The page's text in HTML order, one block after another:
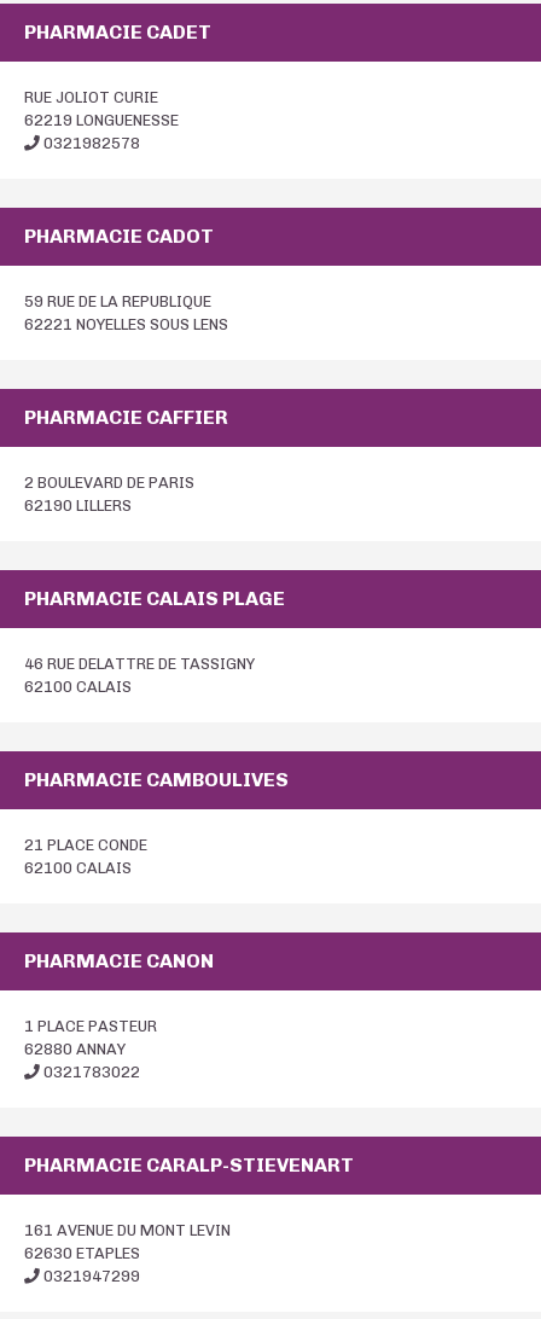
PHARMACIE CADET
RUE JOLIOT CURIE
62219 LONGUENESSE
0321982578
PHARMACIE CADOT
59 RUE DE LA REPUBLIQUE
62221 NOYELLES SOUS LENS
PHARMACIE CAFFIER
2 BOULEVARD DE PARIS
62190 LILLERS
PHARMACIE CALAIS PLAGE
46 RUE DELATTRE DE TASSIGNY
62100 CALAIS
PHARMACIE CAMBOULIVES
21 PLACE CONDE
62100 CALAIS
PHARMACIE CANON
1 PLACE PASTEUR
62880 ANNAY
0321783022
PHARMACIE CARALP-STIEVENART
161 AVENUE DU MONT LEVIN
62630 ETAPLES
0321947299